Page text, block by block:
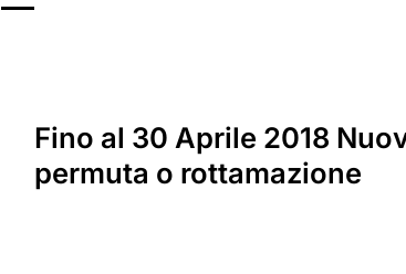
Fino al 30 Aprile 2018
permuta o rottamazione